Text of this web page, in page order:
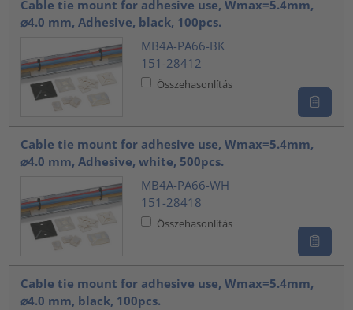
Cable tie mount for adhesive use, Wmax=5.4mm,
⌀4.0 mm, Adhesive, black, 100pcs.
MB4A-PA66-BK
151-28412
Összehasonlítás
Cable tie mount for adhesive use, Wmax=5.4mm,
⌀4.0 mm, Adhesive, white, 500pcs.
MB4A-PA66-WH
151-28418
Összehasonlítás
Cable tie mount for adhesive use, Wmax=5.4mm,
⌀4.0 mm, black, 100pcs.